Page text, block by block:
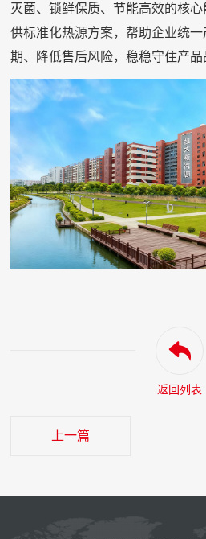
灭菌、锁鲜保质、节能高效的核
供标准化热源方案，帮助企业统
期、降低售后风险，稳稳守住产品
返回列表
上一篇